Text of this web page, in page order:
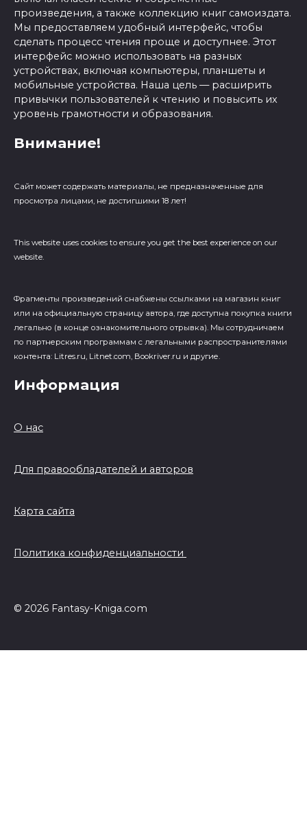
произведения, а также коллекцию книг самоиздата.
Мы предоставляем удобный интерфейс, чтобы
сделать процесс чтения проще и доступнее. Этот
интерфейс можно использовать на разных
устройствах, включая компьютеры, планшеты и
мобильные устройства. Наша цель — расширить
привычки пользователей к чтению и повысить их
уровень грамотности и образования.
Внимание!
Сайт может содержать материалы, не предназначенные для
просмотра лицами, не достигшими 18 лет!
This website uses cookies to ensure you get the best experience on our
website.
Фрагменты произведений cнабжены ссылками на магазин книг
или на официальную страницу автора, где доступна покупка книги
легально (в конце ознакомительного отрывка). Мы сотрудничаем
по партнерским программам с легальными распространителями
контента: Litres.ru, Litnet.com, Bookriver.ru и другие.
Информация
О нас
Для правообладателей и авторов
Карта сайта
Политика конфиденциальности
© 2026 Fantasy-Kniga.com